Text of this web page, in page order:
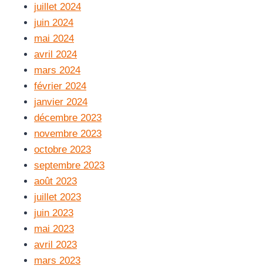
juillet 2024
juin 2024
mai 2024
avril 2024
mars 2024
février 2024
janvier 2024
décembre 2023
novembre 2023
octobre 2023
septembre 2023
août 2023
juillet 2023
juin 2023
mai 2023
avril 2023
mars 2023